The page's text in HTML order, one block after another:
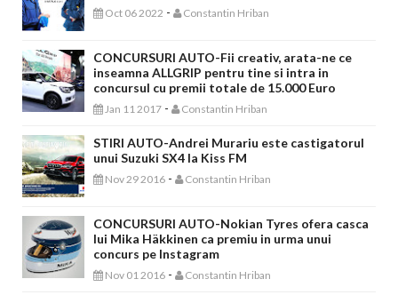
Oct 06 2022 - Constantin Hriban
CONCURSURI AUTO-Fii creativ, arata-ne ce
inseamna ALLGRIP pentru tine si intra in
concursul cu premii totale de 15.000 Euro
Jan 11 2017 - Constantin Hriban
STIRI AUTO-Andrei Murariu este castigatorul
unui Suzuki SX4 la Kiss FM
Nov 29 2016 - Constantin Hriban
CONCURSURI AUTO-Nokian Tyres ofera casca
lui Mika Häkkinen ca premiu in urma unui
concurs pe Instagram
Nov 01 2016 - Constantin Hriban